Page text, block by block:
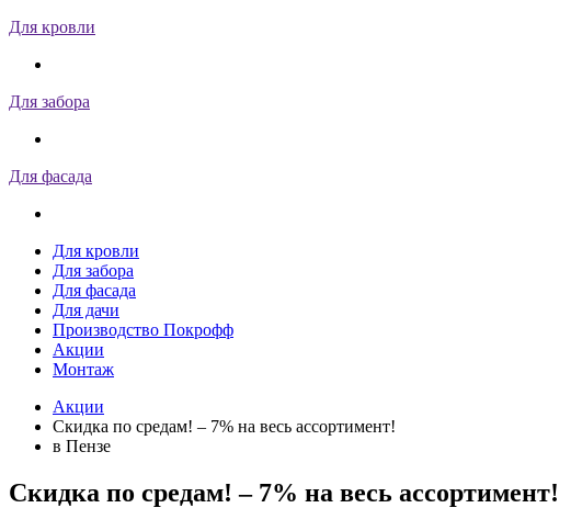
Для кровли
Для забора
Для фасада
Для кровли
Для забора
Для фасада
Для дачи
Производство Покрофф
Акции
Монтаж
Акции
Скидка по средам! – 7% на весь ассортимент!
в Пензе
Скидка по средам! – 7% на весь ассортимент!